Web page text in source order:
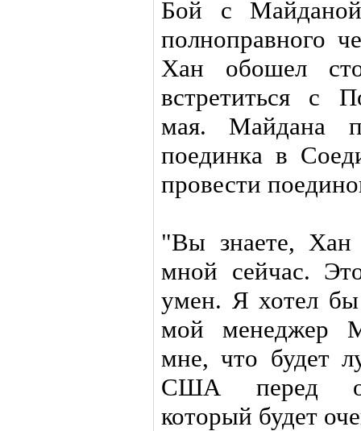
Бой с
полноправного
Хан обошел
встретиться с
мая. Майдана
поединка в
провести
"Вы знаете, Хан
мной сейчас.
умен. Я хотел
мой менеджер
мне, что будет
США перед
который будет